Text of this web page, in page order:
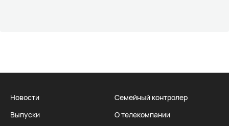
Новости
Выпуски
Семейный контролер
О телекомпании